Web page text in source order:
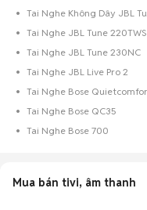
Tai Nghe JBL Tune 220TWS
Tai Nghe JBL Tune 230NC
Tai Nghe JBL Live Pro 2
Tai Nghe Bose QC35
Tai Nghe Bose 700
Mua bán tivi, âm thanh